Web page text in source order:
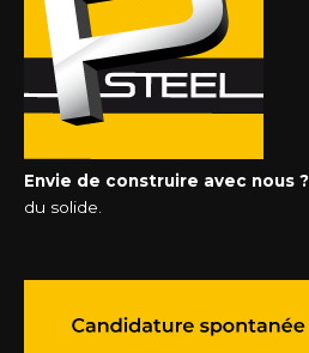
Envie de construire avec nous ?
du solide.